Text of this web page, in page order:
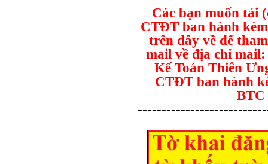
Các bạn muốn tải
CTĐT ban hành
trên đây về để
mail về địa chỉ
Kế Toán Thiên
CTĐT ban hành
BTC